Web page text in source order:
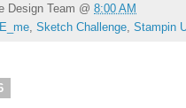
Design Team @ 8:00 AM
Sketch Challenge Stampin